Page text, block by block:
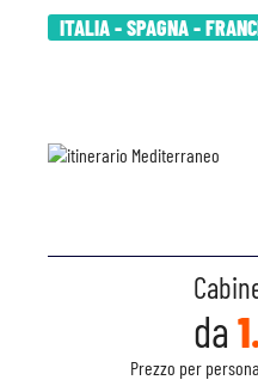
ITALIA - SPAGNA -
da
Prezzo per